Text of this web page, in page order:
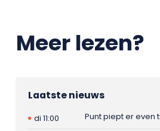
Meer lezen?
Laatste nieuws
di 11:00
Punt piept er even